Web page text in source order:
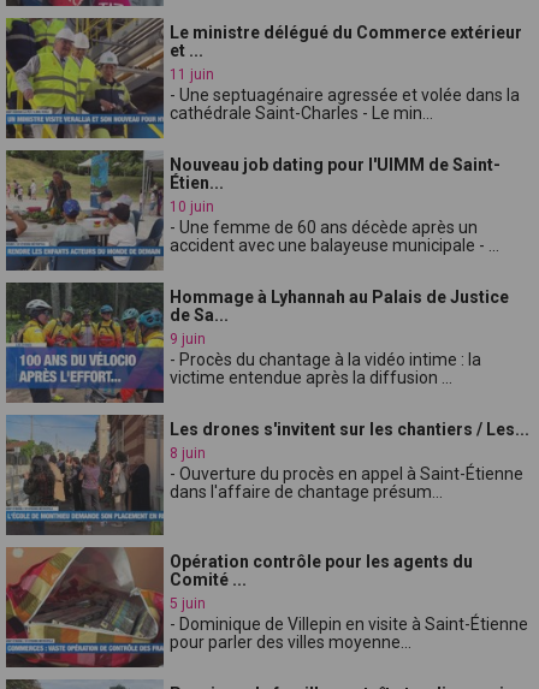
Le ministre délégué du Commerce extérieur
et ...
11 juin
- Une septuagénaire agressée et volée dans la
cathédrale Saint-Charles - Le min...
Nouveau job dating pour l'UIMM de Saint-
Étien...
10 juin
- Une femme de 60 ans décède après un
accident avec une balayeuse municipale - ...
Hommage à Lyhannah au Palais de Justice
de Sa...
9 juin
- Procès du chantage à la vidéo intime : la
victime entendue après la diffusion ...
Les drones s'invitent sur les chantiers / Les...
8 juin
- Ouverture du procès en appel à Saint-Étienne
dans l'affaire de chantage présum...
Opération contrôle pour les agents du
Comité ...
5 juin
- Dominique de Villepin en visite à Saint-Étienne
pour parler des villes moyenne...